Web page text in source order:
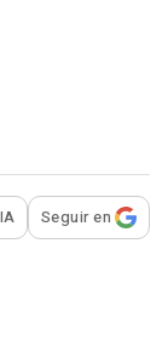
para
IA Seguir en